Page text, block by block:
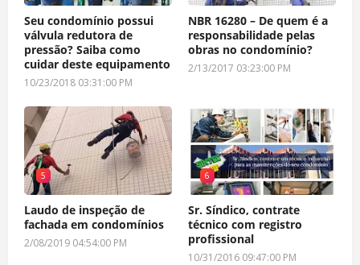
Seu condomínio possui
válvula redutora de
pressão? Saiba como
cuidar deste equipamento
10/23/2018 03:31:00 PM
NBR 16280 – De quem é a
responsabilidade pelas
obras no condomínio?
2/13/2017 03:23:00 PM
5
Laudo de inspeção de
fachada em condomínios
2/08/2019 04:54:00 PM
6
Sr. Síndico, contrate
técnico com registro
profissional
10/31/2016 09:47:00 PM